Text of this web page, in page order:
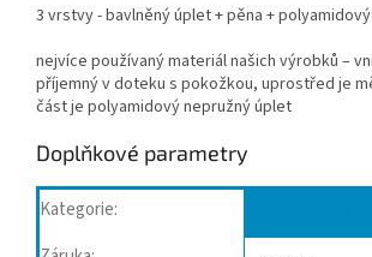
3 vrstvy - bavlněný úplet + pěna + polyamidový
nejvíce používaný materiál našich výrobků –
příjemný v doteku s pokožkou, uprostřed je
část je polyamidový nepružný úplet
Doplňkové parametry
Kategorie: